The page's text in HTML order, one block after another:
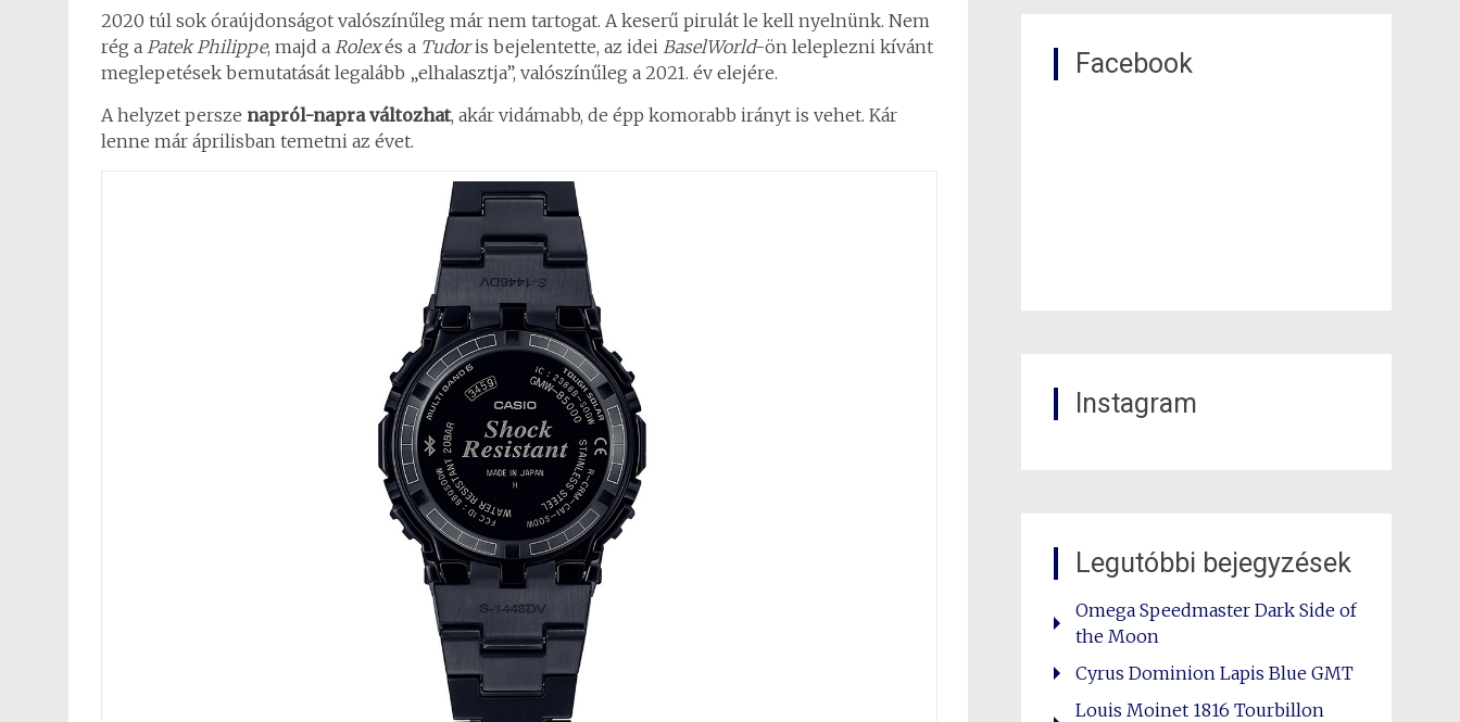
2020 túl sok óraújdonságot valószínűleg már nem tartogat. A keserű pirulát le kell nyelnünk. Nem
rég a Patek Philippe, majd a Rolexés a Tudoris bejelentette, az idei BaselWorld-ön leleplezni kívánt
meglepetések bemutatását legalább „elhalasztja”, valószínűleg a 2021. év elejére.
A helyzet persze napról-napra változhat, akár vidámabb, de épp komorabb irányt is vehet. Kár
lenne már áprilisban temetni az évet.
Facebook
Instagram
Legutóbbi bejegyzések
Omega Speedmaster Dark Side of
the Moon
Cyrus Dominion Lapis Blue GMT
Louis Moinet 1816 Tourbillon